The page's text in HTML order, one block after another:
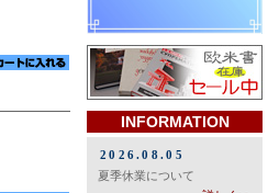
INFORMATION